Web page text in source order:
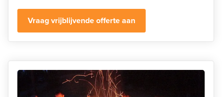
Vraag vrijblijvende offerte aan